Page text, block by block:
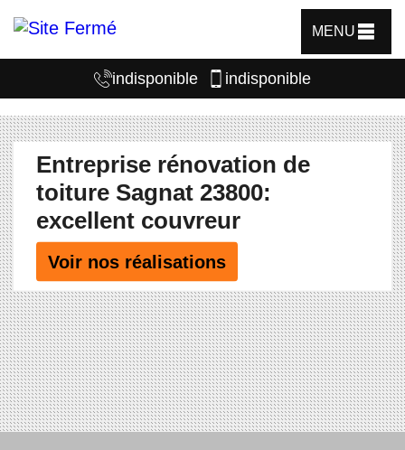
MENU
indisponible indisponible
Entreprise rénovation de
toiture Sagnat 23800:
excellent couvreur
Voir nos réalisations